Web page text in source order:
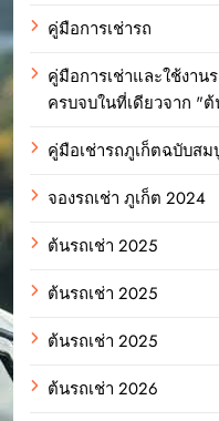
คู่มือการเช่ารถ
คู่มือการเช่าและใช้งา
ครบจบในที่เดียวจาก "ต้
คู่มือเช่ารถภูเก็ตฉบับส
จองรถเช่า ภูเก็ต 2024
ต้นรถเช่า 2025
ต้นรถเช่า 2025
ต้นรถเช่า 2025
ต้นรถเช่า 2026